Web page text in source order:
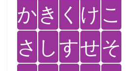
かき く けこ
さ しすせそ